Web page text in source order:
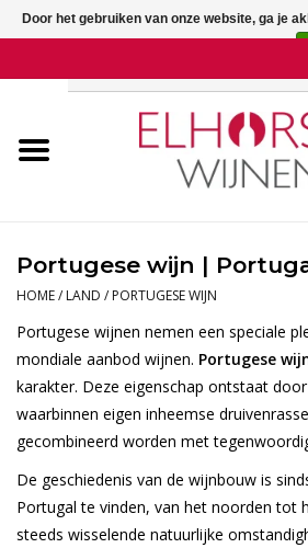
Wijnen
Wijnhuizen
Druif
Wijnaanbiedingen
Contact
Wijnberichten
Portugese wijn |
HOME/ LAND / PORTUGESE WIJN
Portugese wijnen nemen een speciale
mondiale aanbod wijnen. Portugese
karakter. Deze eigenschap ontstaat
waarbinnen eigen inheemse
gecombineerd worden met
De geschiedenis van de wijnbouw is
Portugal te vinden, van het noorden tot
steeds wisselende natuurlijke
Door het gebruiken van onze website, ga je